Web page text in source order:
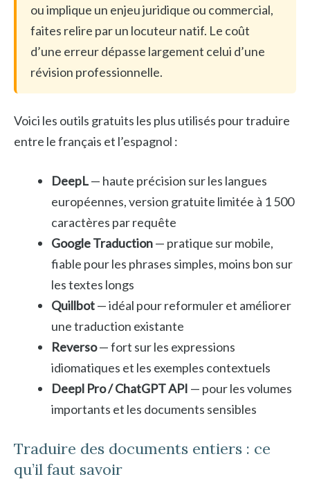
ou implique un enjeu juridique ou commercial,
faites relire par un locuteur natif. Le coût
d’une erreur dépasse largement celui d’une
révision professionnelle.
Voici les outils gratuits les plus utilisés pour traduire
entre le français et l’espagnol :
DeepL— haute précision sur les langues
européennes, version gratuite limitée à 1 500
caractères par requête
Google Traduction— pratique sur mobile,
fiable pour les phrases simples, moins bon sur
les textes longs
Quillbot— idéal pour reformuler et améliorer
une traduction existante
Reverso— fort sur les expressions
idiomatiques et les exemples contextuels
Deepl Pro / ChatGPT API — pour les volumes
importants et les documents sensibles
Traduire des documents entiers : ce
qu’il faut savoir